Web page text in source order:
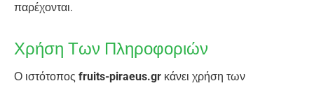
παρέχονται.
Χρήση Των Πληροφοριών
Ο ιστότοπος fruits-piraeus.gr κάνει χρήση των